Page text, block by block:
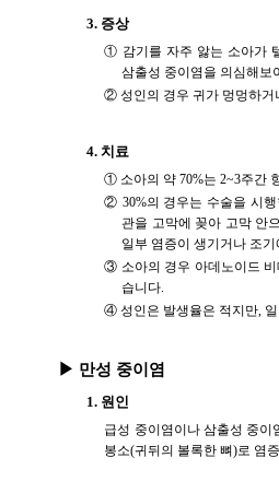
3. 증상
① 감기를 자주 앓는 소아가
삼출성 중이염을 의심해보
② 성인의 경우 귀가 멍멍하거
4. 치료
① 소아의 약 70%는 2~3주간
② 30%의 경우는 수술을 시행
관을 고막에 꽂아 고막 안
일부 염증이 생기거나 조
③ 소아의 경우 아데노이드 비
습니다.
④ 성인은 발생율은 적지만,
▶ 만성 중이염
1. 원인
급성 중이염이나 삼출성 중이
봉소(귀뒤의 볼록한 뼈)로 염